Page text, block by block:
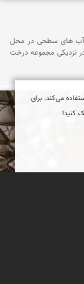
آب های سطحی در محل
نزدیكی مجموعه درخت
می‌کند. برای
کنید!